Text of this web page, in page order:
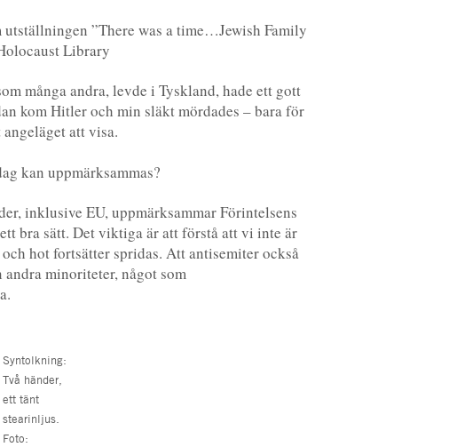
”There was a time…Jewish Family
Library
många andra, levde i Tyskland, hade ett gott
kom Hitler och min släkt mördades – bara för
att visa.
kan uppmärksammas?
inklusive EU, uppmärksammar Förintelsens
bra sätt. Det viktiga är att förstå att vi inte är
hot fortsätter spridas. Att antisemiter också
minoriteter, något som
Syntolkning:
Två händer,
ett tänt
stearinljus.
Foto: